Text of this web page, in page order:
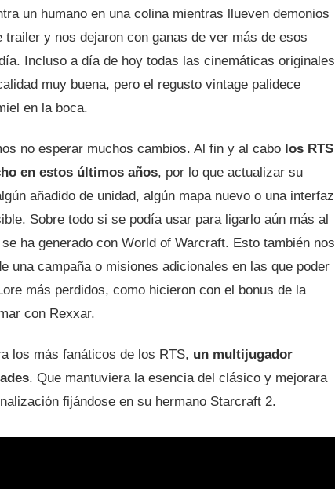
un humano en una colina mientras llueven demonios
trailer y nos dejaron con ganas de ver más de esos
Incluso a día de hoy todas las cinemáticas originales
muy buena, pero el regusto vintage palidece
en la boca.
no esperar muchos cambios. Al fin y al cabo los RTS
en estos últimos años, por lo que actualizar su
añadido de unidad, algún mapa nuevo o una interfaz
Sobre todo si se podía usar para ligarlo aún más al
ha generado con World of Warcraft. Esto también nos
una campaña o misiones adicionales en las que poder
más perdidos, como hicieron con el bonus de la
con Rexxar.
los más fanáticos de los RTS, un multijugador
. Que mantuviera la esencia del clásico y mejorara
fijándose en su hermano Starcraft 2.